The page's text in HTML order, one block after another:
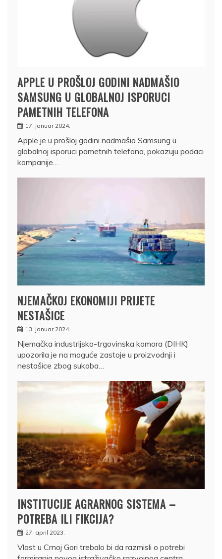
APPLE U PROŠLOJ GODINI NADMAŠIO
SAMSUNG U GLOBALNOJ ISPORUCI
PAMETNIH TELEFONA
17. januar 2024.
Apple je u prošloj godini nadmašio Samsung u
globalnoj isporuci pametnih telefona, pokazuju podaci
kompanije…
NJEMAČKOJ EKONOMIJI PRIJETE
NESTAŠICE
13. januar 2024.
Njemačka industrijsko-trgovinska komora (DIHK)
upozorila je na moguće zastoje u proizvodnji i
nestašice zbog sukoba…
INSTITUCIJE AGRARNOG SISTEMA –
POTREBA ILI FIKCIJA?
27. april 2023.
Vlast u Crnoj Gori trebalo bi da razmisli o potrebi